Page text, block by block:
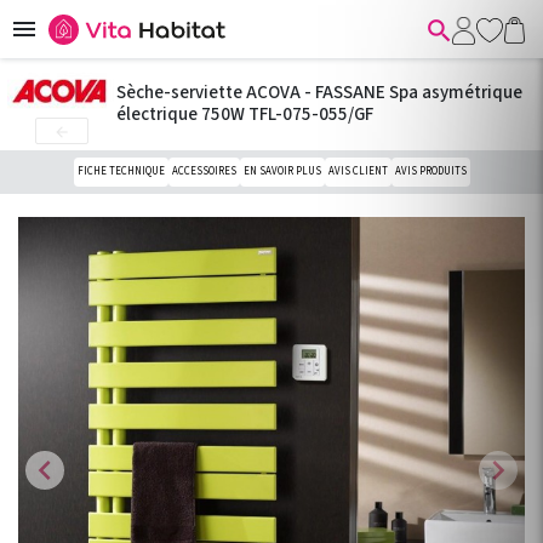
 
chevron_left chevron_right
Sèche-serviette ACOVA - FASSANE Spa asymétrique
électrique 750W TFL-075-055/GF
FICHE TECHNIQUE ACCESSOIRES EN SAVOIR PLUS AVIS CLIENT AVIS PRODUITS